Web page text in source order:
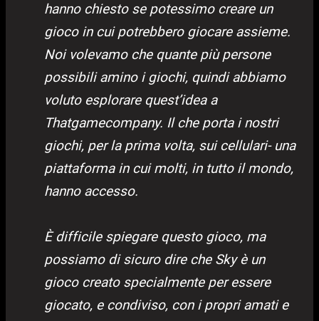
hanno chiesto se potessimo creare un
gioco in cui potrebbero giocare assieme.
Noi volevamo che quante più persone
possibili amino i giochi, quindi abbiamo
voluto esplorare quest’idea a
Thatgamecompany. Il che porta i nostri
giochi, per la prima volta, sui cellulari- una
piattaforma in cui molti, in tutto il mondo,
hanno accesso.
È difficile spiegare questo gioco, ma
possiamo di sicuro dire che Sky è un
gioco creato specialmente per essere
giocato, e condiviso, con i propri amati e